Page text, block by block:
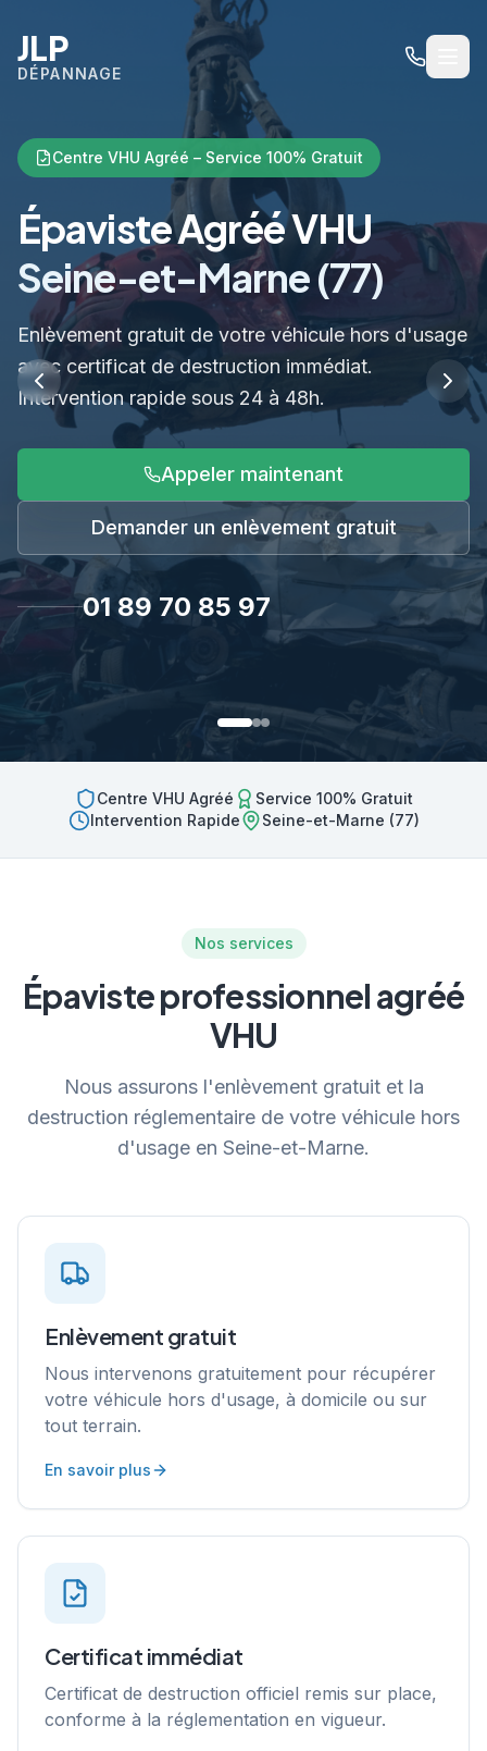
JLP
DÉPANNAGE
Centre VHU Agréé – Service 100% Gratuit
Épaviste Agréé VHU
Seine-et-Marne (77)
Enlèvement gratuit de votre véhicule hors d'usage
avec certificat de destruction immédiat.
Intervention rapide sous 24 à 48h.
Appeler maintenant
Demander un enlèvement gratuit
01 89 70 85 97
Centre VHU Agréé
Service 100% Gratuit
Intervention Rapide
Seine-et-Marne (77)
Nos services
Épaviste professionnel agréé
VHU
Nous assurons l'enlèvement gratuit et la
destruction réglementaire de votre véhicule hors
d'usage en Seine-et-Marne.
Enlèvement gratuit
Nous intervenons gratuitement pour récupérer
votre véhicule hors d'usage, à domicile ou sur
tout terrain.
En savoir plus
Certificat immédiat
Certificat de destruction officiel remis sur place,
conforme à la réglementation en vigueur.